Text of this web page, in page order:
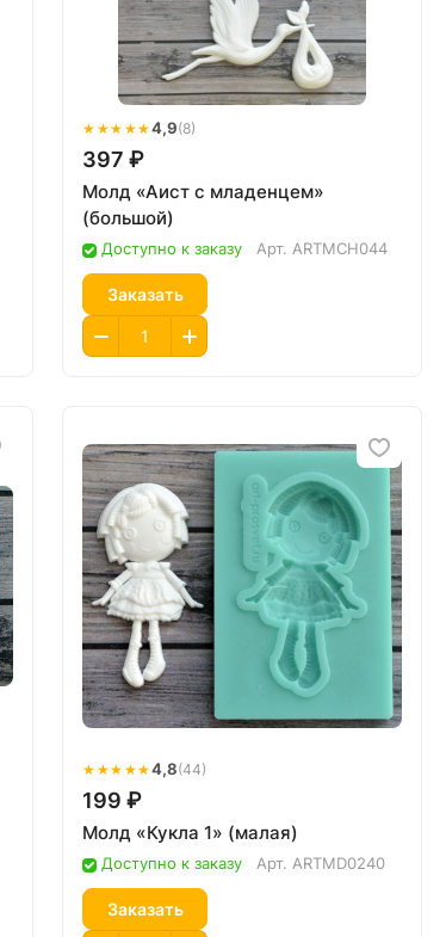
★★★★★4,9(8)
397 ₽
Молд «Аист с младенцем»
(большой)
Доступно к заказу Арт. ARTMCH044
Заказать
★★★★★4,8(44)
199 ₽
Молд «Кукла 1» (малая)
Доступно к заказу Арт. ARTMD0240
Заказать